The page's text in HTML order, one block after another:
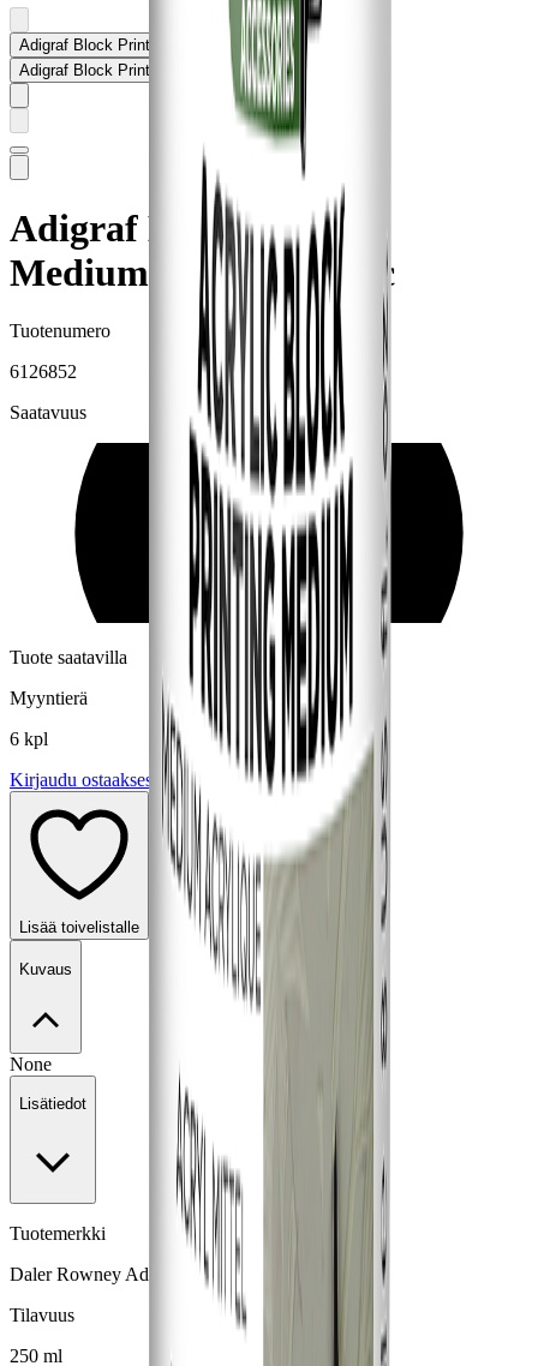
Adigraf Block Printing Medium 250 ml Acrylic
Adigraf Block Printing Medium 250 ml Acrylic
Adigraf Block Printing
Medium 250 ml Acrylic
Tuotenumero
6126852
Saatavuus
Tuote saatavilla
Myyntierä
6 kpl
Kirjaudu ostaaksesi
Lisää toivelistalle
Kuvaus
None
Lisätiedot
Tuotemerkki
Daler Rowney Adigraf
Tilavuus
250 ml